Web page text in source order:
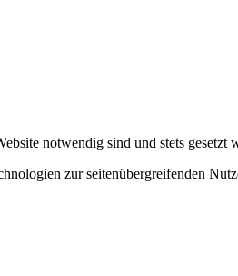
notwendig sind und stets gesetzt
zur seitenübergreifenden